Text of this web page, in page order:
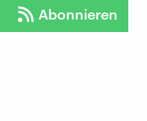
Abonnieren